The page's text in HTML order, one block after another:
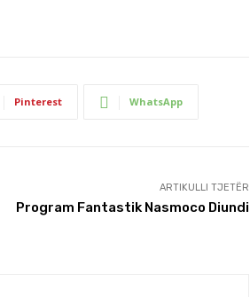
Pinterest WhatsApp
ARTIKULLI TJETËR
Program Fantastik Nasmoco Diundi